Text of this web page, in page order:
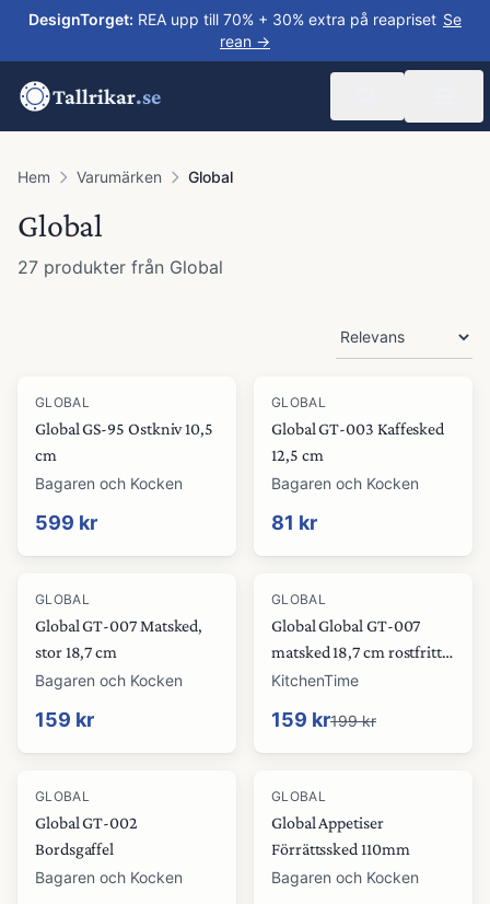
DesignTorget: REA upp till 70% + 30% extra på reapriset Se
rean →
Tallrikar.se
Hem Varumärken Global
Global
27 produkter från Global
GLOBAL
Global GS-95 Ostkniv 10,5
cm
Bagaren och Kocken
599 kr
GLOBAL
Global GT-003 Kaffesked
12,5 cm
Bagaren och Kocken
81 kr
GLOBAL
Global GT-007 Matsked,
stor 18,7 cm
Bagaren och Kocken
159 kr
-20%
GLOBAL
Global Global GT-007
matsked 18,7 cm rostfritt
stål
KitchenTime
159 kr199 kr
GLOBAL
Global GT-002
Bordsgaffel
Bagaren och Kocken
GLOBAL
Global Appetiser
Förrättssked 110mm
Bagaren och Kocken